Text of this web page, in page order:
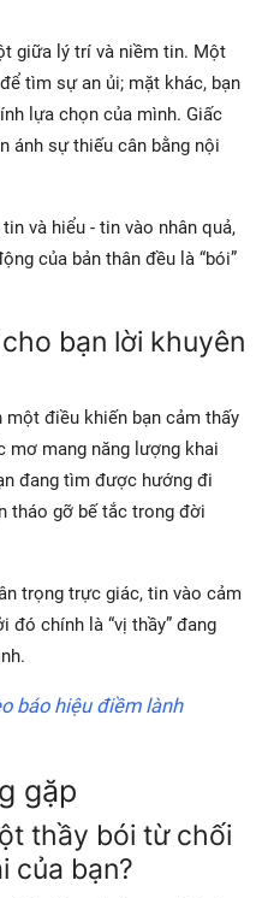
giữa lý trí và niềm tin. Một
tìm sự an ủi; mặt khác, bạn
lựa chọn của mình. Giấc
ánh sự thiếu cân bằng nội
và hiểu - tin vào nhân quả,
của bản thân đều là “bói”
bạn lời khuyên
điều khiến bạn cảm thấy
mơ mang năng lượng khai
đang tìm được hướng đi
tháo gỡ bế tắc trong đời
trọng trực giác, tin vào cảm
đó chính là “vị thầy” đang
báo hiệu điềm lành
gặp
thầy bói từ chối
của bạn?